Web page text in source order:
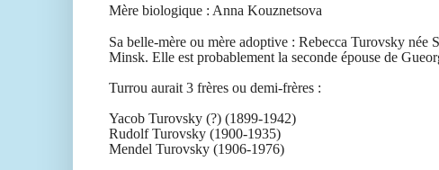
Mère biologique : Anna Kouznetsova
Sa belle-mère ou mère adoptive : Rebecca Turovsky
Minsk. Elle est probablement la seconde épouse de
Turrou aurait 3 frères ou demi-frères :
Yacob Turovsky (?) (1899-1942)
Rudolf Turovsky (1900-1935)
Mendel Turovsky (1906-1976)